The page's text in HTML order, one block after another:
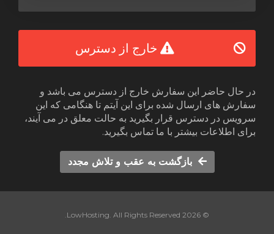
خارج از دسترس
در حال حاضر این سفارش خارج از دسترس می باشد و
سفارش های ارسال شده برای این آیتم تا هنگامی که این
سرویس در دسترس قرار بگیرید به حالت معلق در می آیند،
برای اطلاعات بیشتر با ما تماس بگیرید.
بازگشت به عقب و تلاش مجدد
© 2026 LowHosting. All Rights Reserved.